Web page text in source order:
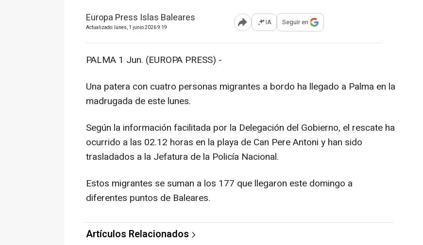
Europa Press Islas Baleares
Actualizado: lunes, 1 junio 2026 9:19 Abrir opciones para compartir
IA Seguir en
PALMA 1 Jun. (EUROPA PRESS) -
Una patera con cuatro personas migrantes a bordo ha llegado a Palma en la
madrugada de este lunes.
Según la información facilitada por la Delegación del Gobierno, el rescate ha
ocurrido a las 02.12 horas en la playa de Can Pere Antoni y han sido
trasladados a la Jefatura de la Policía Nacional.
Estos migrantes se suman a los 177 que llegaron este domingo a
diferentes puntos de Baleares.
Artículos Relacionados